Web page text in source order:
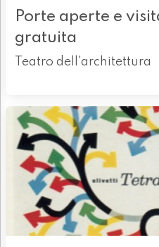
Porte aperte e
gratuita
Teatro dell'architettura